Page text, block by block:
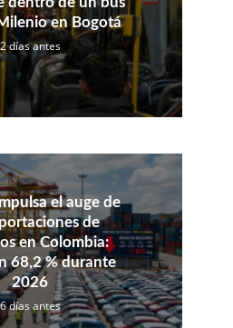
en Bogotá
2 días antes
el auge de
de
en Colombia:
68,2 % durante
2026
6 días antes